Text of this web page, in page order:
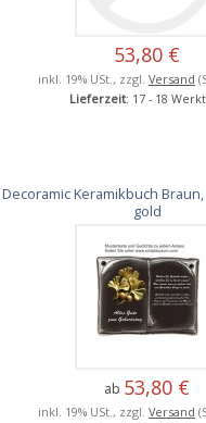
53,80 €
inkl. 19% USt., zzgl. Versand
Lieferzeit: 17 - 18
Decoramic Keramikbuch
gold
ab 53,80 €
inkl. 19% USt., zzgl. Versand